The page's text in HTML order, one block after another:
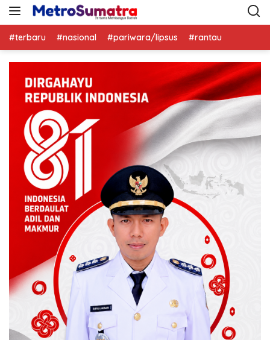
#terbaru #nasional #pariwara/lipsus #rantau